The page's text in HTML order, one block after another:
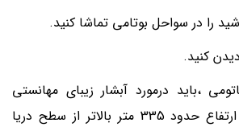
،باید درمورد آبشار زیبای مهانستی
بدانید. این آبشار با ارتفاع حدود 335 متر بالاتر از سطح دریا